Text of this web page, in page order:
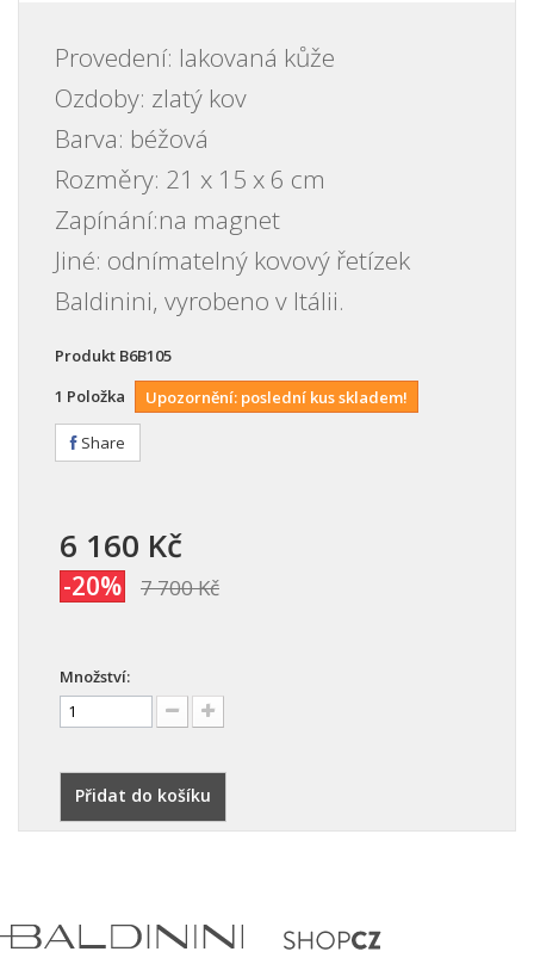
Provedení: lakovaná kůže
Ozdoby: zlatý kov
Barva: béžová
Rozměry: 21 x 15 x 6 cm
Zapínání:na magnet
Jiné: odnímatelný kovový řetízek
Baldinini, vyrobeno v Itálii.
Produkt B6B105
1 Položka Upozornění: poslední kus skladem!
Share
6 160 Kč
-20% 7 700 Kč
Množství:
Přidat do košíku